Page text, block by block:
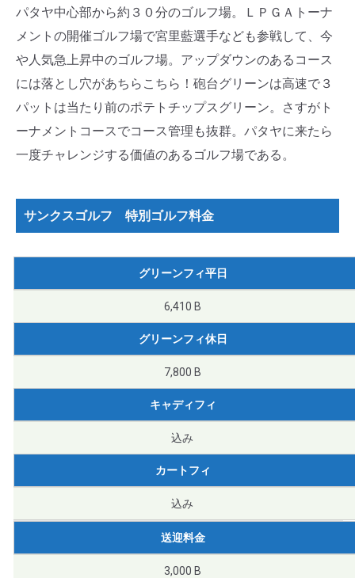
パタヤ中心部から約３０分のゴルフ場。ＬＰＧＡトーナ
メントの開催ゴルフ場で宮里藍選手なども参戦して、今
や人気急上昇中のゴルフ場。アップダウンのあるコース
には落とし穴があちらこちら！砲台グリーンは高速で３
パットは当たり前のポテトチップスグリーン。さすがト
ーナメントコースでコース管理も抜群。パタヤに来たら
一度チャレンジする価値のあるゴルフ場である。
サンクスゴルフ 特別ゴルフ料金
グリーンフィ平日
6,410 B
グリーンフィ休日
7,800 B
キャディフィ
込み
カートフィ
込み
送迎料金
3,000 B